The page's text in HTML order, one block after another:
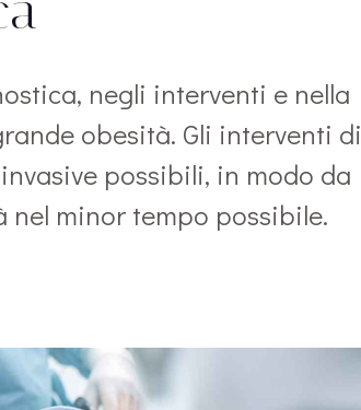
negli interventi e nella
obesità. Gli interventi di
possibili, in modo da
minor tempo possibile.